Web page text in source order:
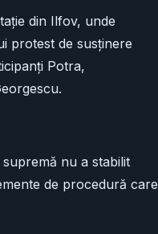
din Ilfov, unde
protest de susținere
Potra,
nu a stabilit
de procedură care